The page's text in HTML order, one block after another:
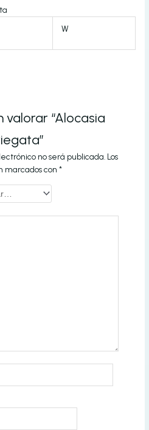
W
valorar “Alocasia
no será publicada. Los
marcados con*